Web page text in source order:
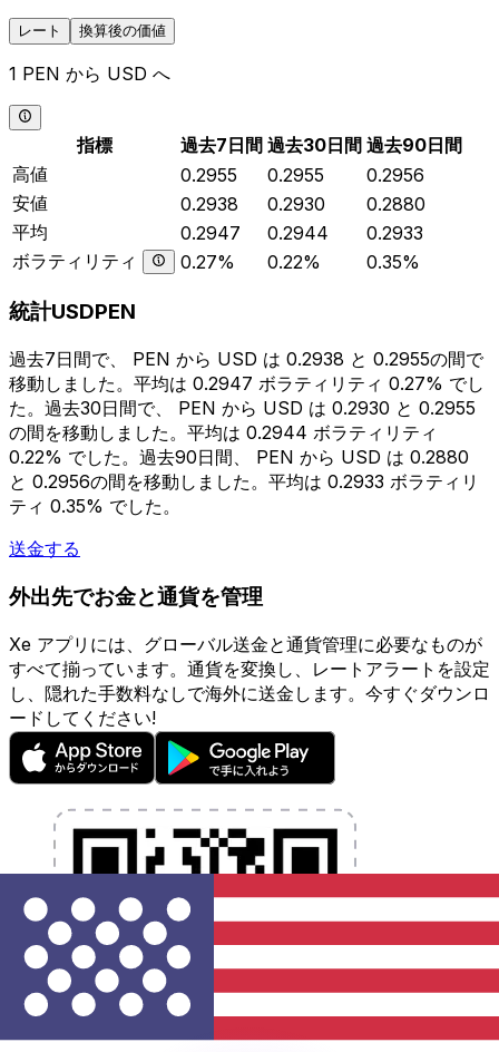
レート 換算後の価値
1 PEN から USD へ
指標 過去7日間 過去30日間 過去90日間
高値
0.2955 0.2955
0.2956
安値
0.2938 0.2930
0.2880
平均
0.2947 0.2944
0.2933
ボラティリティ
0.27% 0.22% 0.35%
統計USDPEN
過去7日間で、 PEN から USD は 0.2938 と 0.2955の間で
移動しました。平均は 0.2947 ボラティリティ 0.27% でし
た。過去30日間で、 PEN から USD は 0.2930 と 0.2955
の間を移動しました。平均は 0.2944 ボラティリティ
0.22% でした。過去90日間、 PEN から USD は 0.2880
と 0.2956の間を移動しました。平均は 0.2933 ボラティリ
ティ 0.35% でした。
送金する
外出先でお金と通貨を管理
Xe アプリには、グローバル送金と通貨管理に必要なものが
すべて揃っています。通貨を変換し、レートアラートを設定
し、隠れた手数料なしで海外に送金します。今すぐダウンロ
ードしてください!